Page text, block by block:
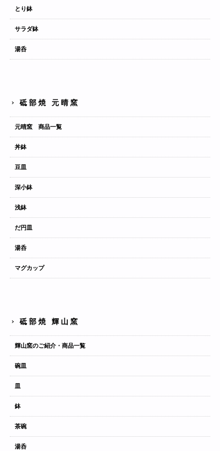
とり鉢
サラダ鉢
湯呑
砥部焼 元晴窯
元晴窯 商品一覧
丼鉢
豆皿
深小鉢
浅鉢
だ円皿
湯呑
マグカップ
砥部焼 輝山窯
輝山窯のご紹介・商品一覧
碗皿
皿
鉢
茶碗
湯呑